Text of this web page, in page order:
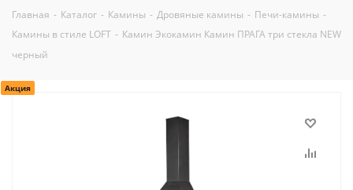
Главная - Каталог - Камины - Дровяные камины - Печи-камины -
Камины в стиле LOFT - Камин Экокамин Камин ПРАГА три стекла NEW
черный
Акция